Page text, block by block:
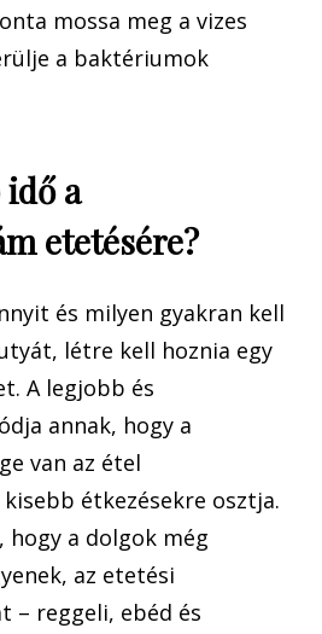
mossa meg a vizes
a baktériumok
a
etetésére?
és milyen gyakran kell
létre kell hoznia egy
A legjobb és
annak, hogy a
van az étel
étkezésekre osztja.
hogy a dolgok még
az etetési
– reggeli, ebéd és